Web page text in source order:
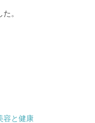
。
容と健康